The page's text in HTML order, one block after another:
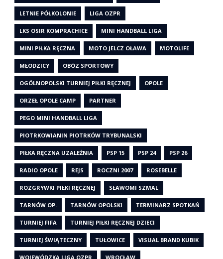
LETNIE PÓŁKOLONIE LIGA OZPR
LKS OSIR KOMPRACHICE MINI HANDBALL LIGA
MINI PIŁKA RĘCZNA MOTO JELCZ OŁAWA MOTOLIFE
MŁODZICY OBÓZ SPORTOWY
OGÓLNOPOLSKI TURNIEJ PIŁKI RĘCZNEJ OPOLE
ORZEŁ OPOLE CAMP PARTNER
PEGO MINI HANDBALL LIGA
PIOTRKOWIANIN PIOTRKÓW TRYBUNALSKI
PIŁKA RĘCZNA UZALEŻNIA PSP 15 PSP 24 PSP 26
RADIO OPOLE REJS ROCZNI 2007 ROSEBELLE
ROZGRYWKI PIŁKI RĘCZNEJ SŁAWOMI SZMAL
TARNÓW OP. TARNÓW OPOLSKI TERMINARZ SPOTKAŃ
TURNIEJ FIFA TURNIEJ PIŁKI RĘCZNEJ DZIECI
TURNIEJ ŚWIĄTECZNY TUŁOWICE VISUAL BRAND KUBIK
WOJEWÓDZKA LIGA OZPR WROCŁAW